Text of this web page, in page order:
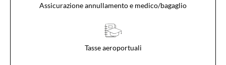
Assicurazione annullamento e medico/bagaglio
Tasse aeroportuali